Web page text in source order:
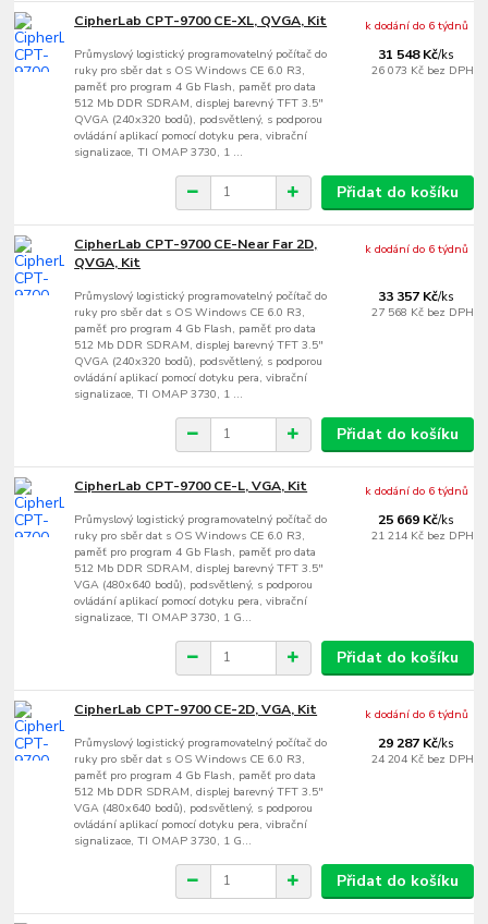
CipherLab CPT-9700 CE-XL, QVGA, Kit
Průmyslový logistický programovatelný počítač do
ruky pro sběr dat s OS Windows CE 6.0 R3,
paměť pro program 4 Gb Flash, paměť pro data
512 Mb DDR SDRAM, displej barevný TFT 3.5"
QVGA (240x320 bodů), podsvětlený, s podporou
ovládání aplikací pomocí dotyku pera, vibrační
signalizace, TI OMAP 3730, 1 ...
31 548 Kč/ks
26 073 Kč bez DPH
k dodání do 6 týdnů
Přidat do košíku
CipherLab CPT-9700 CE-Near Far 2D,
QVGA, Kit
Průmyslový logistický programovatelný počítač do
ruky pro sběr dat s OS Windows CE 6.0 R3,
paměť pro program 4 Gb Flash, paměť pro data
512 Mb DDR SDRAM, displej barevný TFT 3.5"
QVGA (240x320 bodů), podsvětlený, s podporou
ovládání aplikací pomocí dotyku pera, vibrační
signalizace, TI OMAP 3730, 1 ...
33 357 Kč/ks
27 568 Kč bez DPH
k dodání do 6 týdnů
Přidat do košíku
CipherLab CPT-9700 CE-L, VGA, Kit
Průmyslový logistický programovatelný počítač do
ruky pro sběr dat s OS Windows CE 6.0 R3,
paměť pro program 4 Gb Flash, paměť pro data
512 Mb DDR SDRAM, displej barevný TFT 3.5"
VGA (480x640 bodů), podsvětlený, s podporou
ovládání aplikací pomocí dotyku pera, vibrační
signalizace, TI OMAP 3730, 1 G...
25 669 Kč/ks
21 214 Kč bez DPH
k dodání do 6 týdnů
Přidat do košíku
CipherLab CPT-9700 CE-2D, VGA, Kit
Průmyslový logistický programovatelný počítač do
ruky pro sběr dat s OS Windows CE 6.0 R3,
paměť pro program 4 Gb Flash, paměť pro data
512 Mb DDR SDRAM, displej barevný TFT 3.5"
VGA (480x640 bodů), podsvětlený, s podporou
ovládání aplikací pomocí dotyku pera, vibrační
signalizace, TI OMAP 3730, 1 G...
29 287 Kč/ks
24 204 Kč bez DPH
k dodání do 6 týdnů
Přidat do košíku